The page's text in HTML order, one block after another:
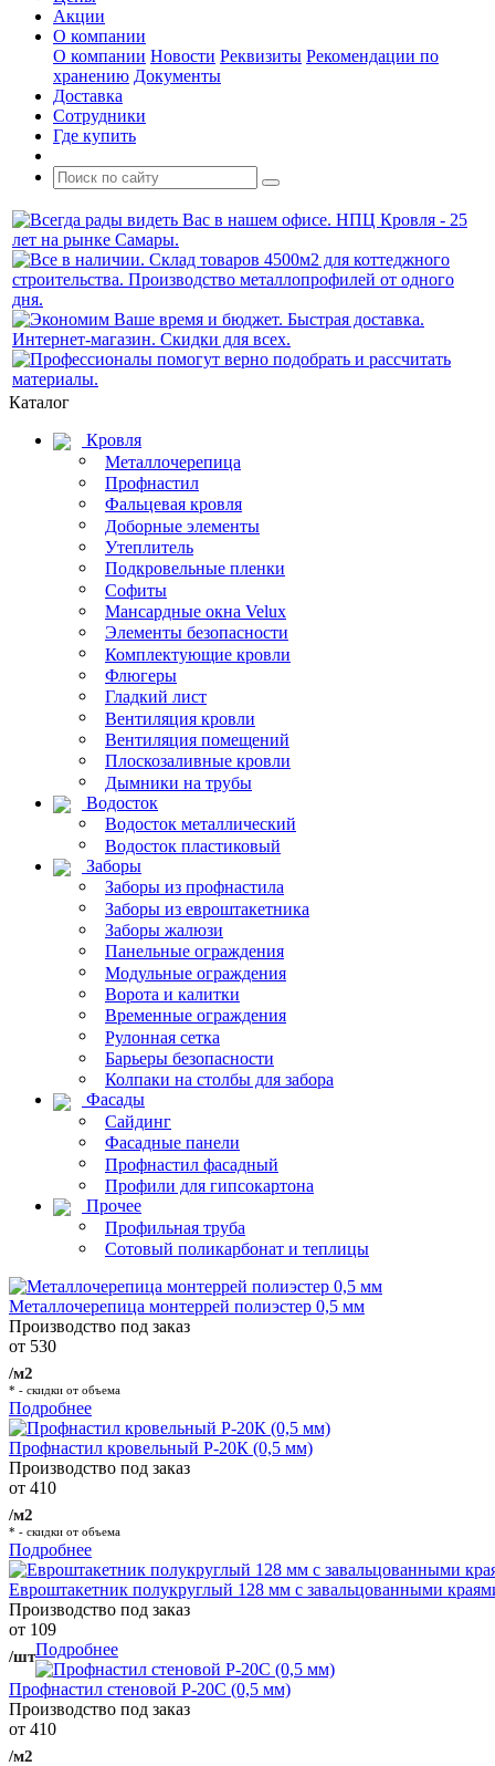
Акции
О компании
О компании Новости Реквизиты Рекомендации по
хранению Документы
Доставка
Сотрудники
Где купить
Каталог
Кровля
Металлочерепица
Профнастил
Фальцевая кровля
Доборные элементы
Утеплитель
Подкровельные пленки
Софиты
Мансардные окна Velux
Элементы безопасности
Комплектующие кровли
Флюгеры
Гладкий лист
Вентиляция кровли
Вентиляция помещений
Плоскозаливные кровли
Дымники на трубы
Водосток
Водосток металлический
Водосток пластиковый
Заборы
Заборы из профнастила
Заборы из евроштакетника
Заборы жалюзи
Панельные ограждения
Модульные ограждения
Ворота и калитки
Временные ограждения
Рулонная сетка
Барьеры безопасности
Колпаки на столбы для забора
Фасады
Сайдинг
Фасадные панели
Профнастил фасадный
Профили для гипсокартона
Прочее
Профильная труба
Сотовый поликарбонат и теплицы
Металлочерепица монтеррей полиэстер 0,5 мм
Производство под заказ
от 530
/м2
* - скидки от объема
Подробнее
Профнастил кровельный Р-20К (0,5 мм)
Производство под заказ
от 410
/м2
* - скидки от объема
Подробнее
Евроштакетник полукруглый 128 мм с завальцованными
Производство под заказ
от 109
/штПодробнее
Профнастил стеновой Р-20С (0,5 мм)
Производство под заказ
от 410
/м2